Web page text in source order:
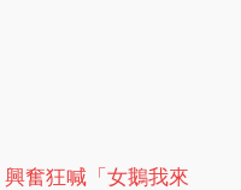
奮狂喊「女鵝我來